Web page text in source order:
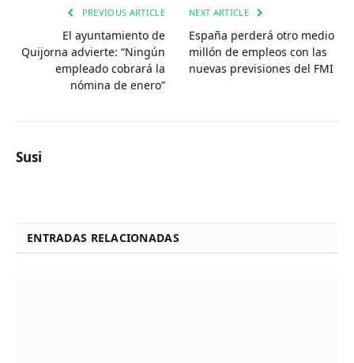
PREVIOUS ARTICLE
El ayuntamiento de
Quijorna advierte: “Ningún
empleado cobrará la
nómina de enero”
NEXT ARTICLE
España perderá otro medio
millón de empleos con las
nuevas previsiones del FMI
Susi
ENTRADAS RELACIONADAS